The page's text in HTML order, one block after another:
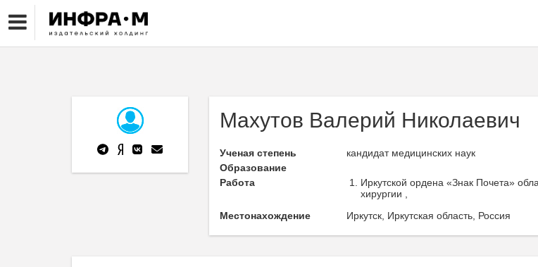
Махутов Валерий Николаевич
Ученая степень
кандидат медицинских наук
Образование
Работа
Иркутской ордена «Знак Почета»
хирургии ,
Местонахождение
Иркутск, Иркутская область, Россия